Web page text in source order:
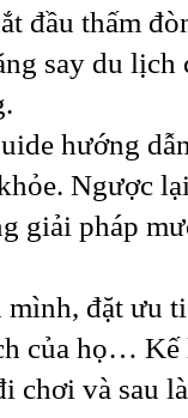
đầu thấm
say du lịch
hướng
Ngược
giải pháp
đặt ưu
của họ… Kế
chơi và sau